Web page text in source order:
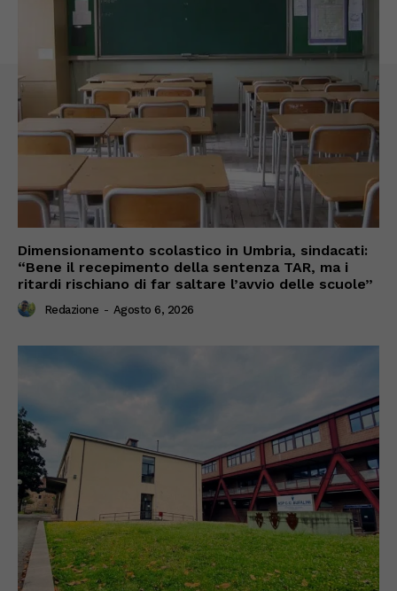
Dimensionamento scolastico in Umbria, sindacati:
“Bene il recepimento della sentenza TAR, ma i
ritardi rischiano di far saltare l’avvio delle scuole”
Redazione - Agosto 6, 2026